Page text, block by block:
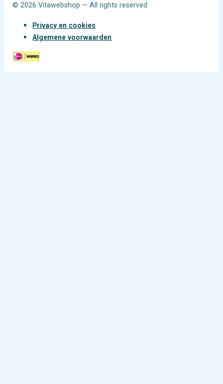
© 2026 Vitawebshop — All rights reserved
Privacy en cookies
Algemene voorwaarden